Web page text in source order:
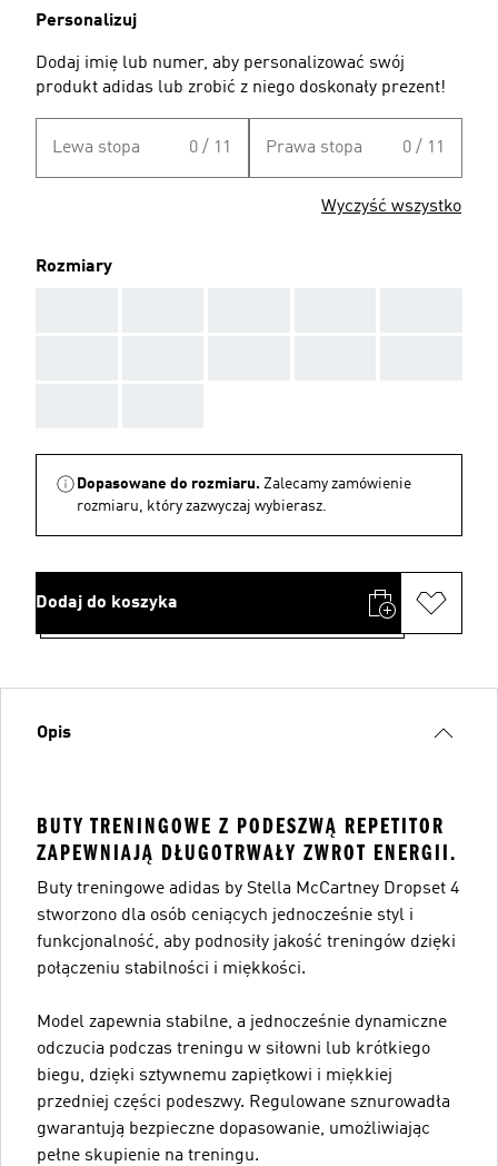
Personalizuj
Dodaj imię lub numer, aby personalizować swój
produkt adidas lub zrobić z niego doskonały prezent!
Lewa stopa 0 / 11 Prawa stopa 0 / 11
Wyczyść wszystko
Rozmiary
Dopasowane do rozmiaru. Zalecamy zamówienie
rozmiaru, który zazwyczaj wybierasz.
Dodaj do koszyka
Opis
BUTY TRENINGOWE Z PODESZWĄ REPETITOR
ZAPEWNIAJĄ DŁUGOTRWAŁY ZWROT ENERGII.
Buty treningowe adidas by Stella McCartney Dropset 4
stworzono dla osób ceniących jednocześnie styl i
funkcjonalność, aby podnosiły jakość treningów dzięki
połączeniu stabilności i miękkości.
Model zapewnia stabilne, a jednocześnie dynamiczne
odczucia podczas treningu w siłowni lub krótkiego
biegu, dzięki sztywnemu zapiętkowi i miękkiej
przedniej części podeszwy. Regulowane sznurowadła
gwarantują bezpieczne dopasowanie, umożliwiając
pełne skupienie na treningu.